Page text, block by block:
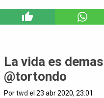
La vida es
@tortondo
Portwd el 23 abr 2020, 23:01